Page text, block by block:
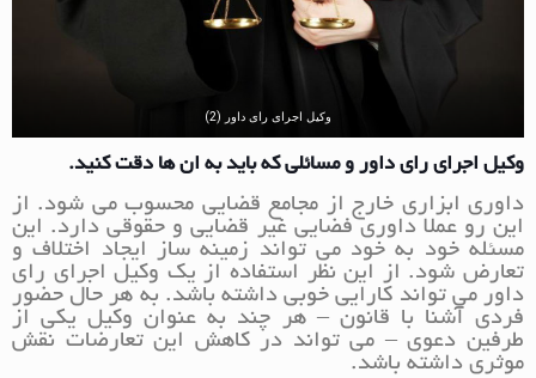
وکیل اجرای رای داور (2)
وکیل اجرای رای داور و مسائلی که باید به ان ها دقت کنید.
داوری ابزاری خارج از مجامع قضایی محسوب می شود. از
این رو عملا داوری فضایی غیر قضایی و حقوقی دارد. این
مسئله خود به خود می تواند زمینه ساز ایجاد اختلاف و
تعارض شود. از این نظر استفاده از یک وکیل اجرای رای
داور می تواند کارایی خوبی داشته باشد. به هر حال حضور
فردی آشنا با قانون – هر چند به عنوان وکیل یکی از
طرفین دعوی – می تواند در کاهش این تعارضات نقش
موثری داشته باشد.